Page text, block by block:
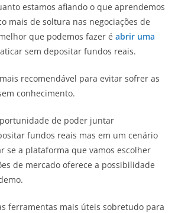
estamos afiando o que aprendemos
mais de soltura nas negociações de
que podemos fazer é abrir uma
sem depositar fundos reais.
recomendável para evitar sofrer as
conhecimento.
de poder juntar
fundos reais mas em um cenário
se a plataforma que vamos escolher
de mercado oferece a possibilidade
ferramentas mais úteis sobretudo para